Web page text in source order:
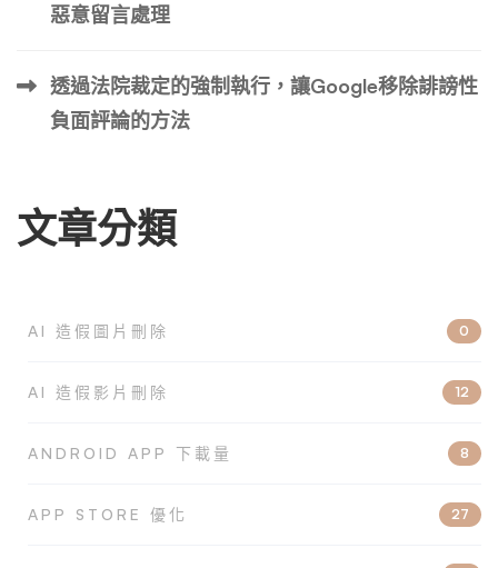
惡意留言處理
透過法院裁定的強制執行，讓Google移除誹謗性
負面評論的方法
文章分類
AI 造假圖片刪除 0
AI 造假影片刪除 12
ANDROID APP 下載量 8
APP STORE 優化 27